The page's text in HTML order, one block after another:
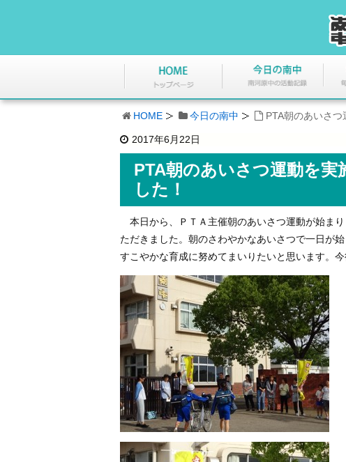
HOME 今日の南中 PTA朝のあいさ
2017年6月22日
PTA朝のあいさつ運動を実
した！
本日から、ＰＴＡ主催朝のあいさつ運動が始ま
ただきました。朝のさわやかなあいさつで一日が
すこやかな育成に努めてまいりたいと思います。